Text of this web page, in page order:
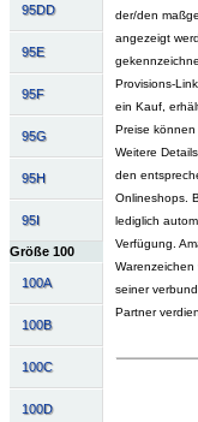
95DD
95E
95F
95G
95H
95I
Größe 100
100A
100B
100C
100D
der/den
angezeigt
Provisions-
ein Kauf,
Preise können
Weitere
den
Onlineshops.
lediglich
Verfügung.
seiner
Partner